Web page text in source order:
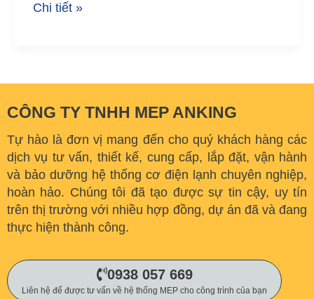
Chi tiết »
CÔNG TY TNHH MEP ANKING
Tự hào là đơn vị mang đến cho quý khách hàng các
dịch vụ tư vấn, thiết kế, cung cấp, lắp đặt, vận hành
và bảo dưỡng hệ thống cơ điện lạnh chuyên nghiệp,
hoàn hảo. Chúng tôi đã tạo được sự tin cậy, uy tín
trên thị trường với nhiều hợp đồng, dự án đã và đang
thực hiện thành công.
0938 057 669
Liên hệ để được tư vấn về hệ thống MEP cho công trình của bạn